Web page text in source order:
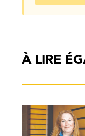
À LIRE